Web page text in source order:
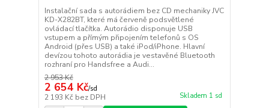
Instalační sada s autorádiem bez CD mechaniky JVC
KD-X282BT, které má červeně podsvětlené
ovládací tlačítka. Autorádio disponuje USB
vstupem a přímým připojením telefonů s OS
Android (přes USB) a také iPod/iPhone. Hlavní
devízou tohoto autorádia je vestavěné Bluetooth
rozhraní pro Handsfree a Audi...
2 953 Kč
2 654 Kč/sd
2 193 Kč bez DPH Skladem 1 sd